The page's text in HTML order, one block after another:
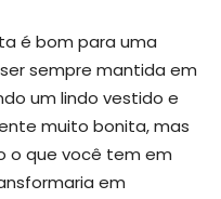
é bom para uma
sempre mantida em
um lindo vestido e
muito bonita, mas
o que você tem em
em